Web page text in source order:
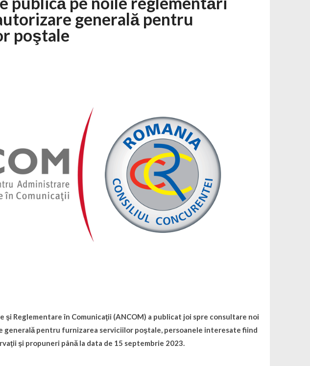
15/07/2026
15/07/2026
2026
generală pentru
poştale
Reglementare în Comunicaţii (ANCOM) a publicat joi spre consultare noi
generală pentru furnizarea serviciilor poştale, persoanele interesate fiind
şi propuneri până la data de 15 septembrie 2023.